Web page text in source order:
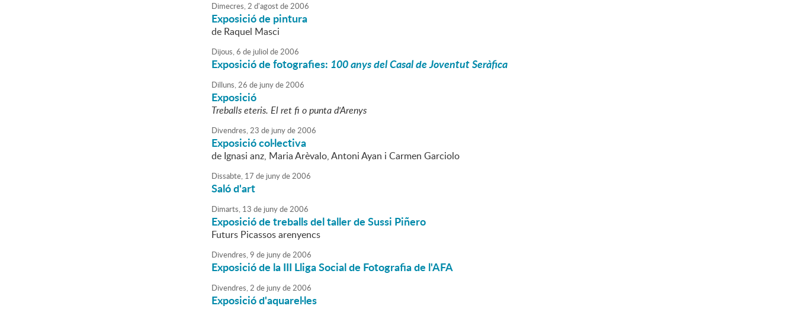
Dimecres,2 d'agostde2006
Exposició de pintura
de Raquel Masci
Dijous,6 de juliol de2006
Exposició de fotografies: 100 anys del Casal de Joventut Seràfica
Dilluns,26 de junyde2006
Exposició
Treballs eteris. El ret fi o punta d'Arenys
Divendres,23 de junyde2006
Exposició col·lectiva
de Ignasi anz, Maria Arèvalo, Antoni Ayan i Carmen Garciolo
Dissabte, 17 de junyde2006
Saló d'art
Dimarts, 13 de junyde2006
Exposició de treballs del taller de Sussi Piñero
Futurs Picassos arenyencs
Divendres,9 de junyde2006
Exposició de la III Lliga Social de Fotografia de l'AFA
Divendres,2 de junyde2006
Exposició d'aquarel·les